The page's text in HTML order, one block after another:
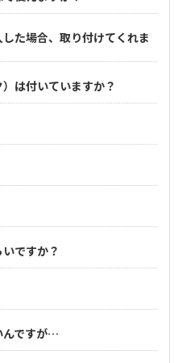
た場合、取り付けてくれま
は付いていますか？
ですか？
んですが…